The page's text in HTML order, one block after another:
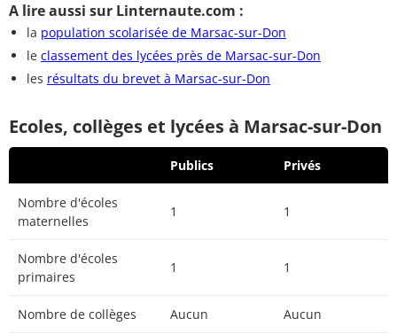
A lire aussi sur Linternaute.com :
la population scolarisée de Marsac-sur-Don
le classement des lycées près de Marsac-sur-Don
les résultats du brevet à Marsac-sur-Don
Ecoles, collèges et lycées à Marsac-sur-Don
Publics Privés
Nombre d'écoles
maternelles
1 1
Nombre d'écoles
primaires
1 1
Nombre de collèges Aucun Aucun